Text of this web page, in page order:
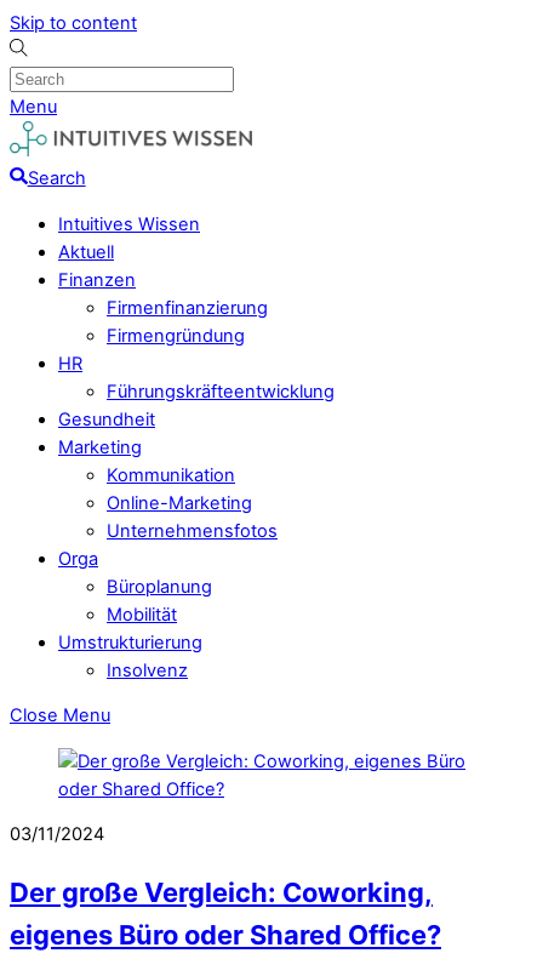
Skip to content
Menu
Search
Intuitives Wissen
Aktuell
Finanzen
Firmenfinanzierung
Firmengründung
HR
Führungskräfteentwicklung
Gesundheit
Marketing
Kommunikation
Online-Marketing
Unternehmensfotos
Orga
Büroplanung
Mobilität
Umstrukturierung
Insolvenz
Close Menu
03/11/2024
Der große Vergleich: Coworking,
eigenes Büro oder Shared Office?